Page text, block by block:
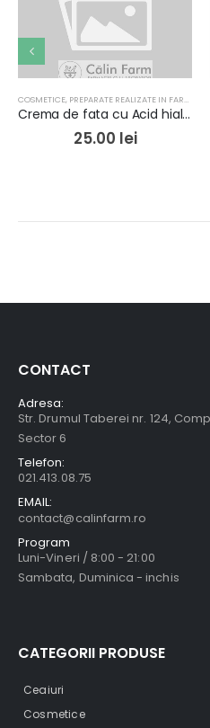
COSMETICE, PREPARATE REALIZATE IN FARMACIE
Crema de fata cu Acid hialuronic, Elastina, Colagen si vitamine
25.00 lei
CONTACT
Adresa:
Str. Drumul Taberei nr. 124,
Sector 6
Telefon:
021.413.08.75
EMAIL:
contact@calinfarm.ro
Program
Luni-Vineri / 8:00 - 21:00
Sambata, Duminica - inchis
CATEGORII PRODUSE
Ceaiuri
Cosmetice